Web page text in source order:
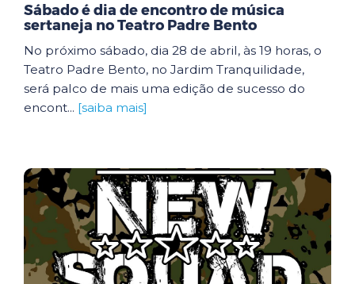
Sábado é dia de encontro de música
sertaneja no Teatro Padre Bento
No próximo sábado, dia 28 de abril, às 19 horas, o
Teatro Padre Bento, no Jardim Tranquilidade,
será palco de mais uma edição de sucesso do
encont... [saiba mais]